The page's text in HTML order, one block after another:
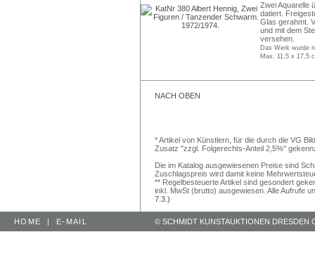
Zwei Aquarelle
datiert.
Glas gerahmt.
und mit dem
versehen.
Das Werk wurde
Max. 11,5 x 17,5
NACH OBEN
* Artikel von Künstlern, für die durch die VG
Zusatz "zzgl. Folgerechts-Anteil 2,5%"
Die im Katalog ausgewiesenen Preise sind
Zuschlagspreis wird damit keine
** Regelbesteuerte Artikel sind gesondert
inkl. MwSt (brutto) ausgewiesen. Alle Aufrufe
7.3.)
HOME | E-MAIL © SCHMIDT KUNSTAUKTIONEN DRESDEN